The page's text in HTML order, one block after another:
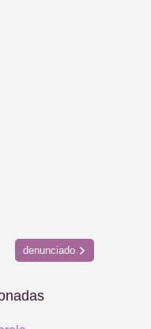
denunciado